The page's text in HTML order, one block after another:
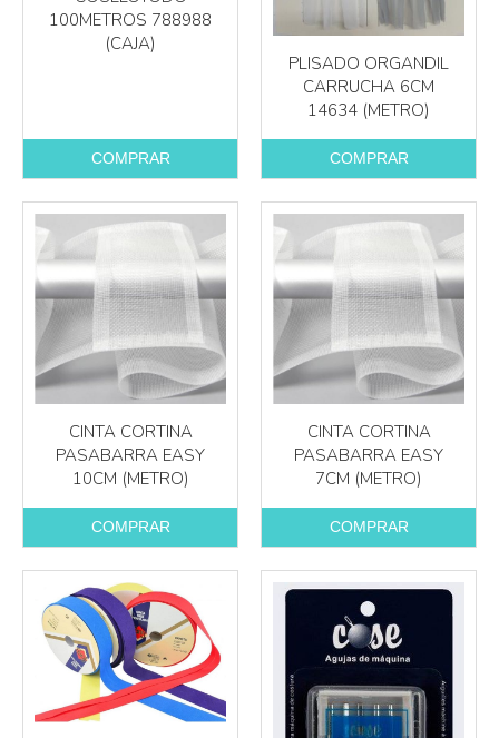
100METROS 788988
(CAJA)
COMPRAR
PLISADO ORGANDIL
CARRUCHA 6CM
14634 (METRO)
COMPRAR
CINTA CORTINA
PASABARRA EASY
10CM (METRO)
COMPRAR
CINTA CORTINA
PASABARRA EASY
7CM (METRO)
COMPRAR